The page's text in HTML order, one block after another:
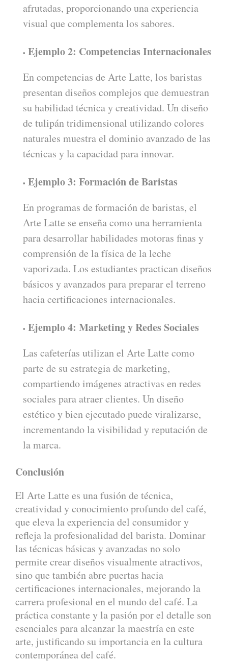
afrutadas, proporcionando una experiencia
visual que complementa los sabores.
Ejemplo 2: Competencias Internacionales
En competencias de Arte Latte, los baristas
presentan diseños complejos que demuestran
su habilidad técnica y creatividad. Un diseño
de tulipán tridimensional utilizando colores
naturales muestra el dominio avanzado de las
técnicas y la capacidad para innovar.
Ejemplo 3: Formación de Baristas
En programas de formación de baristas, el
Arte Latte se enseña como una herramienta
para desarrollar habilidades motoras finas y
comprensión de la física de la leche
vaporizada. Los estudiantes practican diseños
básicos y avanzados para preparar el terreno
hacia certificaciones internacionales.
Ejemplo 4: Marketing y Redes Sociales
Las cafeterías utilizan el Arte Latte como
parte de su estrategia de marketing,
compartiendo imágenes atractivas en redes
sociales para atraer clientes. Un diseño
estético y bien ejecutado puede viralizarse,
incrementando la visibilidad y reputación de
la marca.
Conclusión
El Arte Latte es una fusión de técnica,
creatividad y conocimiento profundo del café,
que eleva la experiencia del consumidor y
refleja la profesionalidad del barista. Dominar
las técnicas básicas y avanzadas no solo
permite crear diseños visualmente atractivos,
sino que también abre puertas hacia
certificaciones internacionales, mejorando la
carrera profesional en el mundo del café. La
práctica constante y la pasión por el detalle son
esenciales para alcanzar la maestría en este
arte, justificando su importancia en la cultura
contemporánea del café.